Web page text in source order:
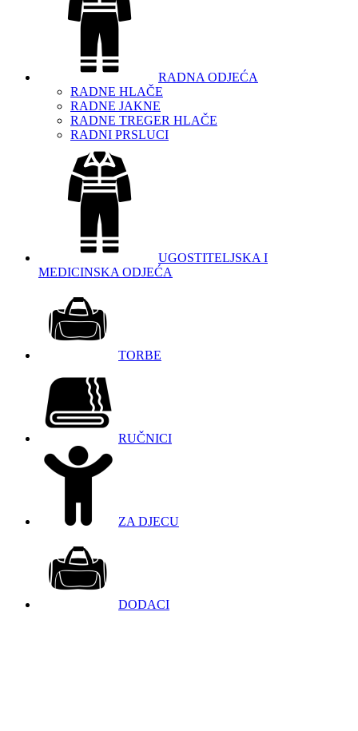
RADNA ODJEĆA
RADNE HLAČE
RADNE JAKNE
RADNE TREGER HLAČE
RADNI PRSLUCI
UGOSTITELJSKA I
MEDICINSKA ODJEĆA
TORBE
RUČNICI
ZA DJECU
DODACI